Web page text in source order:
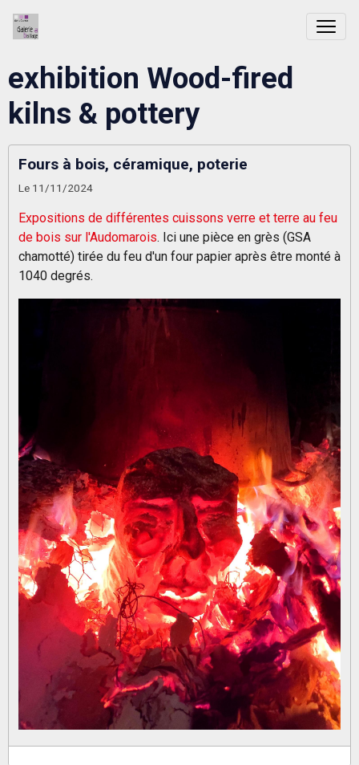
exhibition Wood-fired
kilns & pottery
Fours à bois, céramique, poterie
Le 11/11/2024
Expositions de différentes cuissons verre et terre au feu
de bois sur l'Audomarois. Ici une pièce en grès (GSA
chamotté) tirée du feu d'un four papier après être monté à
1040 degrés.